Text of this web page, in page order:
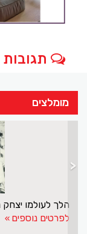
תגובות
מומלצים
הלך לעולמו יצחק
לפרטים נוספים
<